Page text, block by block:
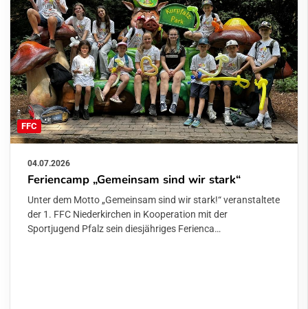
FFC
04.07.2026
Feriencamp „Gemeinsam sind wir stark“
Unter dem Motto „Gemeinsam sind wir stark!“ veranstaltete
der 1. FFC Niederkirchen in Kooperation mit der
Sportjugend Pfalz sein diesjähriges Ferienca…